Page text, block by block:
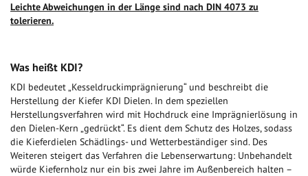
Leichte Abweichungen in der Länge sind nach DIN 4073 zu
tolerieren.
Was heißt KDI?
KDI bedeutet „Kesseldruckimprägnierung“ und beschreibt die
Herstellung der Kiefer KDI Dielen. In dem speziellen
Herstellungsverfahren wird mit Hochdruck eine Imprägnierlösung in
den Dielen-Kern „gedrückt“. Es dient dem Schutz des Holzes, sodass
die Kieferdielen Schädlings- und Wetterbeständiger sind. Des
Weiteren steigert das Verfahren die Lebenserwartung: Unbehandelt
würde Kiefernholz nur ein bis zwei Jahre im Außenbereich halten –